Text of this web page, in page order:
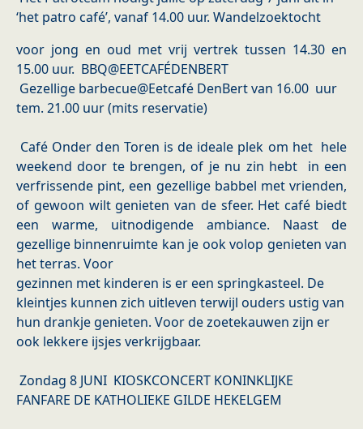
‘het patro café’, vanaf 14.00 uur. Wandelzoektocht
voor jong en oud met vrij vertrek tussen 14.30 en
15.00 uur. BBQ@EETCAFÉDENBERT
Gezellige barbecue@Eetcafé DenBert van 16.00 uur
tem. 21.00 uur (mits reservatie)
Café Onder den Toren is de ideale plek om het hele
weekend door te brengen, of je nu zin hebt in een
verfrissende pint, een gezellige babbel met vrienden,
of gewoon wilt genieten van de sfeer. Het café biedt
een warme, uitnodigende ambiance. Naast de
gezellige binnenruimte kan je ook volop genieten van
het terras. Voor
gezinnen met kinderen is er een springkasteel. De
kleintjes kunnen zich uitleven terwijl ouders ustig van
hun drankje genieten. Voor de zoetekauwen zijn er
ook lekkere ijsjes verkrijgbaar.
Zondag 8 JUNI KIOSKCONCERT KONINKLIJKE
FANFARE DE KATHOLIEKE GILDE HEKELGEM